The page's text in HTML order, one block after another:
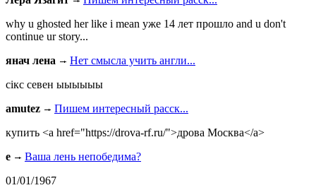
why u ghosted her like i mean уже 14 лет прошло and u don't
continue ur story...
янач лена
Нет смысла учить англи...
сiкс севен ыыыыыы
amutez
Пишем интересный расск...
купить <a href="https://drova-rf.ru/">дрова Москва</a>
e
Ваша лень непобедима?
01/01/1967